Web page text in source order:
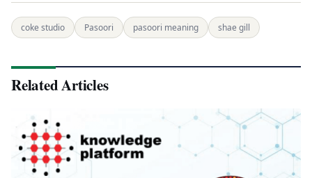
coke studio Pasoori pasoori meaning shae gill
Related Articles